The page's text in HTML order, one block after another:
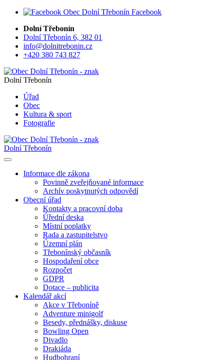
Facebook
Dolní Třebonín
Dolní Třebonín 6, 382 01
info@dolnitrebonin.cz
+420 380 743 827
Dolní Třebonín
Úřad
Obec
Kultura & sport
Fotografie
Dolní Třebonín
Informace dle zákona
Povinně zveřejňované informace
Archív poskytnutých odpovědí
Obecní úřad
Kontakty a pracovní doba
Úřední deska
Místní poplatky
Rada a zastupitelstvo
Územní plán
Třebonínský občasník
Hospodaření obce
Rozpočet
GDPR
Dotace – publicita
Kalendář akcí
Akce v Třeboníně
Adventure minigolf
Besedy, přednášky, diskuse
Bowling Open
Divadlo
Drakiáda
Hudbohraní